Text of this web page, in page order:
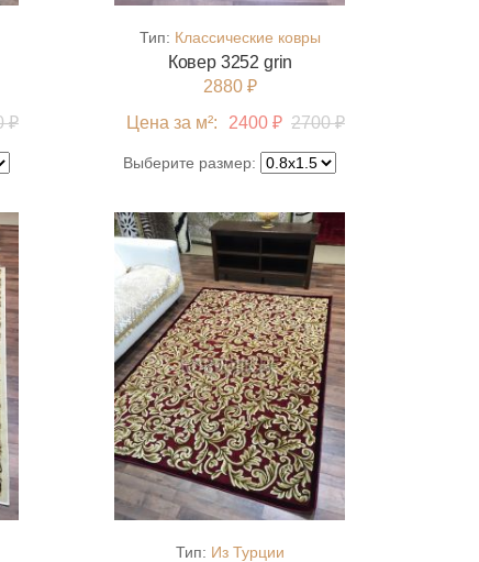
₽
Тип: Классические ковры
Ковер 3252 grin
2880 ₽
Цена за м²:
2400 ₽ 2700 ₽
Выберите размер:
Тип: Из Турции